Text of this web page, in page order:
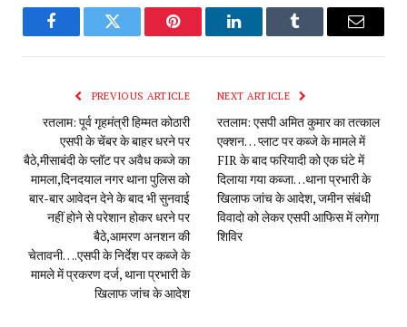
FacebookTwitter Pinterest LinkedInTumblr Email
PREVIOUS ARTICLE
रतलाम: पूर्व गृहमंत्री हिम्मत कोठारी
एसपी के चेंबर के बाहर धरने पर
बैठे,मीसाबंदी के प्लॉट पर अवैध कब्जे का
मामला,दिनदयाल नगर थाना पुलिस को
बार-बार आवेदन देने के बाद भी सुनवाई
नहीं होने से परेशान होकर धरने पर
बैठे,आमरण अनशन की
चेतावनी….एसपी के निर्देश पर कब्जे के
मामले में प्रकरण दर्ज, थाना प्रभारी के
खिलाफ जांच के आदेश
NEXT ARTICLE
रतलाम: एसपी अमित कुमार का तत्काल
एक्शन… प्लाट पर कब्जे के मामले में
FIR के बाद‌ फरियादी को एक घंटे में
दिलाया गया कब्जा…थाना प्रभारी के
खिलाफ जांच के आदेश, जमीन संबंधी
विवादो को लेकर एसपी आफिस में लगेगा
शिविर